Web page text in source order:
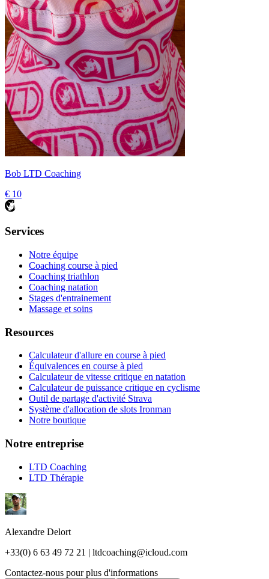
Bob LTD Coaching
€ 10
Services
Notre équipe
Coaching course à pied
Coaching triathlon
Coaching natation
Stages d'entrainement
Massage et soins
Resources
Calculateur d'allure en course à pied
Équivalences en course à pied
Calculateur de vitesse critique en natation
Calculateur de puissance critique en cyclisme
Outil de partage d'activité Strava
Système d'allocation de slots Ironman
Notre boutique
Notre entreprise
LTD Coaching
LTD Thérapie
Alexandre Delort
+33(0) 6 63 49 72 21 | ltdcoaching@icloud.com
Contactez-nous pour plus d'informations